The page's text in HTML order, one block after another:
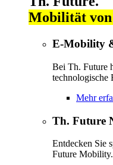
Mobilität von
E-Mobility
Bei Th. Future
technologische
Mehr
Th. Future
Entdecken Sie
Future Mobility.